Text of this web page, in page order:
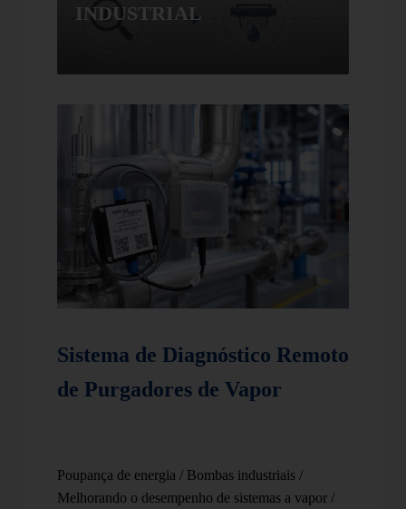
INDUSTRIAL
Sistema de Diagnóstico Remoto
de Purgadores de Vapor
Poupança de energia / Bombas industriais /
Melhorando o desempenho de sistemas a vapor /